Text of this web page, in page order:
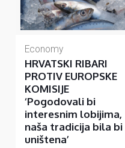
Economy
HRVATSKI RIBARI
PROTIV EUROPSKE
KOMISIJE
‘Pogodovali bi
interesnim lobijima,
naša tradicija bila bi
uništena’